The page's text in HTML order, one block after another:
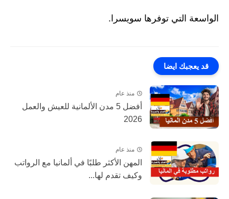
الواسعة التي توفرها سويسرا.
قد يعجبك ايضا
منذ عام
أفضل 5 مدن الألمانية للعيش والعمل
2026
منذ عام
المهن الأكثر طلبًا في ألمانيا مع الرواتب
وكيف تقدم لها...